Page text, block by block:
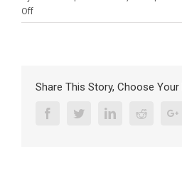
Offon
GDRI
des
Des
Share This Story, Choose
FacebookTwitterLinkedinReddit